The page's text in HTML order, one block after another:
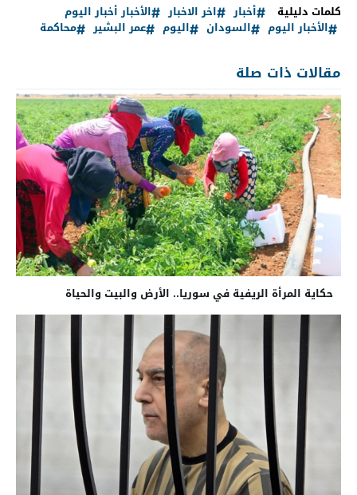
كلمات دليلية
أخبار اخر الاخبار
الأخبار أخبار اليوم
الأخبار اليوم
السودان اليوم عمر البشير محاكمة
مقالات ذات صلة
حكاية المرأة الريفية في سوريا.. الأرض والبيت والحياة